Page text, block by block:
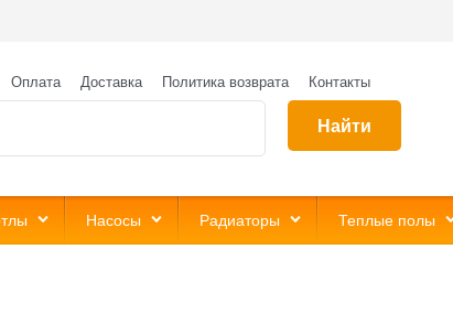
Оплата Доставка Политика возврата Контакты
Найти
Насосы Радиаторы Теплые полы